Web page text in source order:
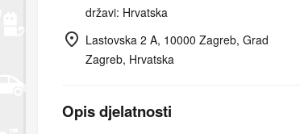
državi: Hrvatska
Lastovska 2 A, 10000 Zagreb, Grad
Zagreb, Hrvatska
Opis djelatnosti